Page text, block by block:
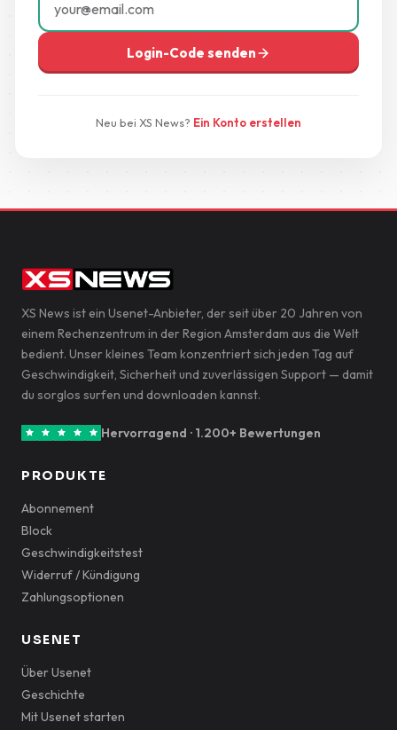
Login-Code senden
Neu bei XS News? Ein Konto erstellen
XS News ist ein Usenet-Anbieter, der seit über 20 Jahren von
einem Rechenzentrum in der Region Amsterdam aus die Welt
bedient. Unser kleines Team konzentriert sich jeden Tag auf
Geschwindigkeit, Sicherheit und zuverlässigen Support — damit
du sorglos surfen und downloaden kannst.
Hervorragend · 1.200+ Bewertungen
PRODUKTE
Abonnement
Block
Geschwindigkeitstest
Widerruf / Kündigung
Zahlungsoptionen
USENET
Über Usenet
Geschichte
Mit Usenet starten